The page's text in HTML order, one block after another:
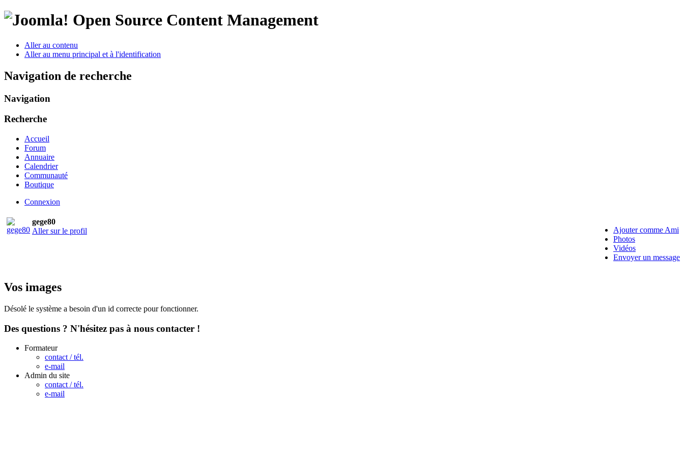
Open Source Content Management
Aller au contenu
Aller au menu principal et à l'identification
Navigation de recherche
Navigation
Recherche
Accueil
Forum
Annuaire
Calendrier
Communauté
Boutique
Connexion
gege80
Aller sur le profil
Ajouter comme Ami
Photos
Vidéos
Envoyer un message
Vos images
Désolé le système a besoin d'un id correcte pour fonctionner.
Des questions ? N'hésitez pas à nous contacter !
Formateur
contact / tél.
e-mail
Admin du site
contact / tél.
e-mail